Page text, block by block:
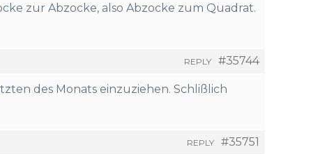
zur Abzocke, also Abzocke zum Quadrat.
#35744
REPLY
des Monats einzuziehen. Schlißlich
#35751
REPLY